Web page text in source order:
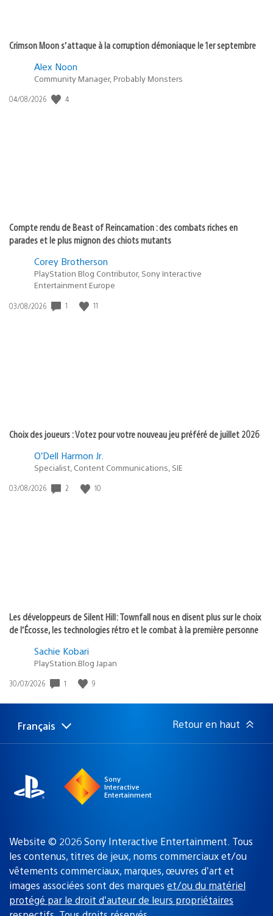
Crimson Moon s’attaque à la corruption démoniaque le 1er septembre
Alex Noon
Community Manager, Probably Monsters
Date
04/08/2026 4
Compte rendu de Beast of Reincarnation : des combats riches en
parades et le plus mignon des chiots mutants
Corey Brotherson
PlayStation Blog Contributor, Sony Interactive
Entertainment Europe
Date
03/08/2026 1 11
Choix des joueurs : Votez pour votre nouveau jeu préféré de juillet 2026
O’Dell Harmon Jr.
Specialist, Content Communications, SIE
Date
03/08/2026 2 10
Les développeurs de Silent Hill: Townfall nous en disent plus sur le choix
de l’Écosse, les technologies rétro et le combat à la première personne
Sachie Kobari
PlayStation.Blog Japan
Date
publication
30/07/2026 1 9
Choisir
une
Région
actuelle
Français Retour en haut
Sony
Interactive
Entertainment
Website © 2026 Sony Interactive Entertainment. Tous
les contenus, titres de jeux, noms commerciaux et/ou
vêtements commerciaux, marques, œuvres d’art et
images associées sont des marques et/ou du matériel
protégé par le droit d’auteur de leurs propriétaires